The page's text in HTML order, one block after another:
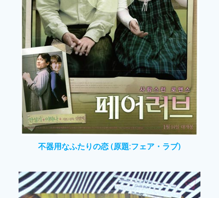
不器用なふたりの恋 (原題:フェア・ラブ)